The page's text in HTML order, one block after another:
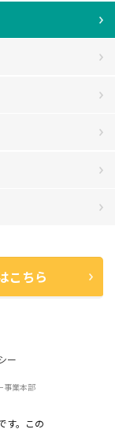
こちら
ー
事業本部
す。この